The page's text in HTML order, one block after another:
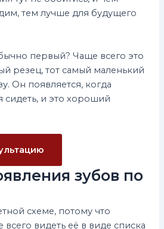
тем лучше для будущего
первый? Чаще всего это
резец, тот самый маленький
Он появляется, когда
сидеть, и это хороший
зубов по
схеме, потому что
видеть её в виде списка